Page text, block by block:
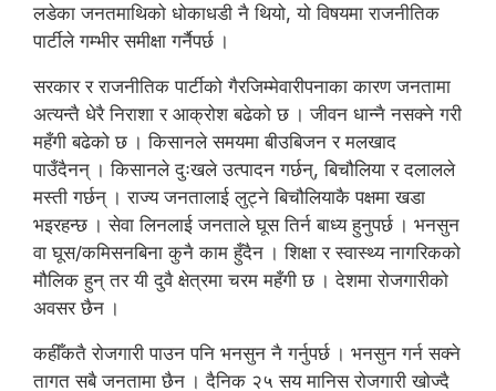
लडेका जनतमाथिको धोकाधडी नै थियो, यो विषयमा राजनीतिक
पार्टीले गम्भीर समीक्षा गर्नैपर्छ ।
सरकार र राजनीतिक पार्टीको गैरजिम्मेवारीपनाका कारण जनतामा
अत्यन्तै धेरै निराशा र आक्रोश बढेको छ । जीवन धान्नै नसक्ने गरी
महँगी बढेको छ । किसानले समयमा बीउबिजन र मलखाद
पाउँदैनन् । किसानले दुःखले उत्पादन गर्छन्, बिचौलिया र दलालले
मस्ती गर्छन् । राज्य जनतालाई लुट्ने बिचौलियाकै पक्षमा खडा
भइरहन्छ । सेवा लिनलाई जनताले घूस तिर्न बाध्य हुनुपर्छ । भनसुन
वा घूस/कमिसनबिना कुनै काम हुँदैन । शिक्षा र स्वास्थ्य नागरिकको
मौलिक हुन् तर यी दुवै क्षेत्रमा चरम महँगी छ । देशमा रोजगारीको
अवसर छैन ।
कहीँकतै रोजगारी पाउन पनि भनसुन नै गर्नुपर्छ । भनसुन गर्न सक्ने
तागत सबै जनतामा छैन । दैनिक २५ सय मानिस रोजगारी खोज्दै